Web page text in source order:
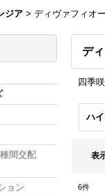
ジア > ディヴァフィオ
間交配
ョン
デ
四季
ハ
表
6件